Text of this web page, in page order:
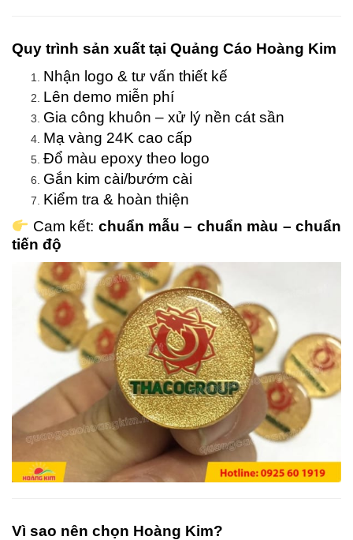
Quy trình sản xuất tại Quảng Cáo Hoàng Kim
Nhận logo & tư vấn thiết kế
Lên demo miễn phí
Gia công khuôn – xử lý nền cát sần
Mạ vàng 24K cao cấp
Đổ màu epoxy theo logo
Gắn kim cài/bướm cài
Kiểm tra & hoàn thiện
Cam kết: chuẩn mẫu – chuẩn màu – chuẩn
tiến độ
Vì sao nên chọn Hoàng Kim?